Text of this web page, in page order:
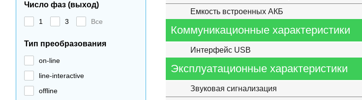
Число фаз (выход)
1 3 Все
Тип преобразования
on-line
line-interactive
offline
Емкость встроенных АКБ
Коммуникационные характеристики
Интерфейс USB
Эксплуатационные характеристики
Звуковая сигнализация